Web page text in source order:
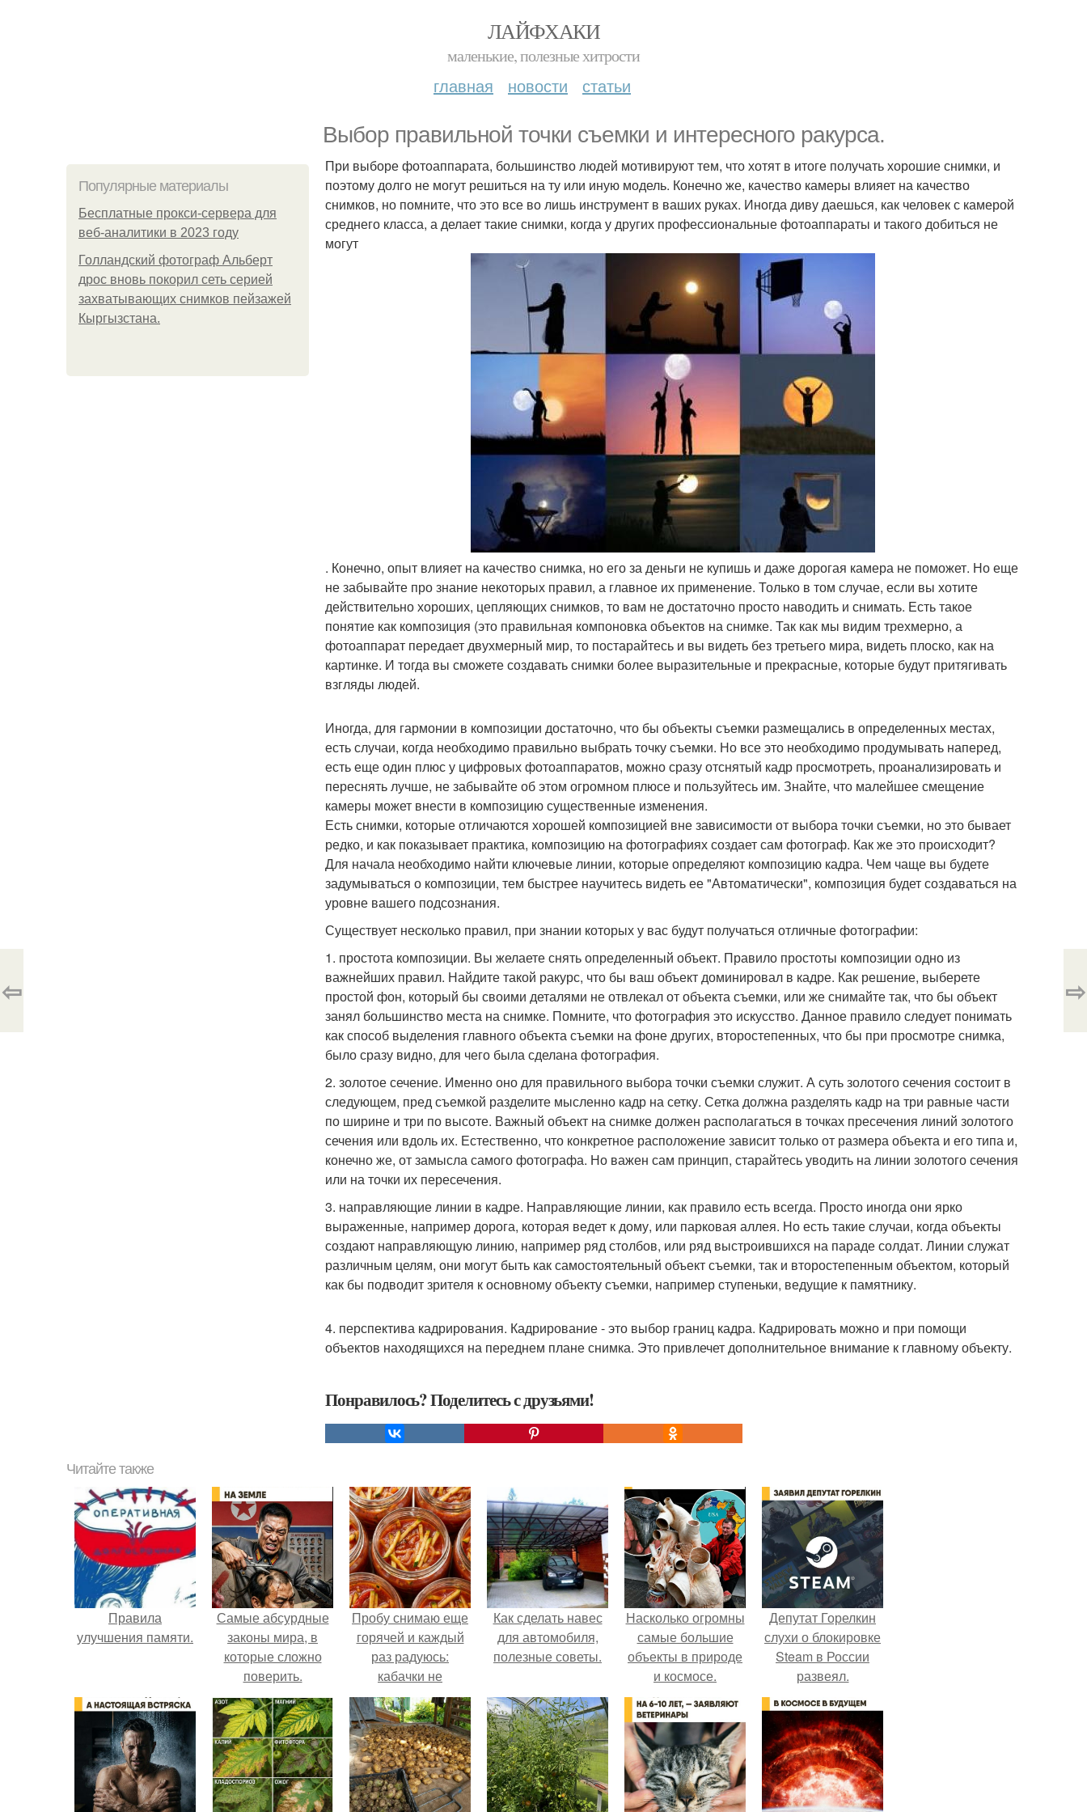
ЛАЙФХАКИ
маленькие, полезные хитрости
главная новости статьи
Выбор правильной точки съемки и интересного ракурса.
Популярные материалы
Бесплатные прокси-сервера для
веб-аналитики в 2023 году
Голландский фотограф Альберт
дрос вновь покорил сеть серией
захватывающих снимков пейзажей
Кыргызстана.
При выборе фотоаппарата, большинство людей мотивируют тем, что хотят в итоге получать хорошие снимки, и
поэтому долго не могут решиться на ту или иную модель. Конечно же, качество камеры влияет на качество
снимков, но помните, что это все во лишь инструмент в ваших руках. Иногда диву даешься, как человек с камерой
среднего класса, а делает такие снимки, когда у других профессиональные фотоаппараты и такого добиться не
могут
. Конечно, опыт влияет на качество снимка, но его за деньги не купишь и даже дорогая камера не поможет. Но еще
не забывайте про знание некоторых правил, а главное их применение. Только в том случае, если вы хотите
действительно хороших, цепляющих снимков, то вам не достаточно просто наводить и снимать. Есть такое
понятие как композиция (это правильная компоновка объектов на снимке. Так как мы видим трехмерно, а
фотоаппарат передает двухмерный мир, то постарайтесь и вы видеть без третьего мира, видеть плоско, как на
картинке. И тогда вы сможете создавать снимки более выразительные и прекрасные, которые будут притягивать
взгляды людей.
Иногда, для гармонии в композиции достаточно, что бы объекты съемки размещались в определенных местах,
есть случаи, когда необходимо правильно выбрать точку съемки. Но все это необходимо продумывать наперед,
есть еще один плюс у цифровых фотоаппаратов, можно сразу отснятый кадр просмотреть, проанализировать и
переснять лучше, не забывайте об этом огромном плюсе и пользуйтесь им. Знайте, что малейшее смещение
камеры может внести в композицию существенные изменения.
Есть снимки, которые отличаются хорошей композицией вне зависимости от выбора точки съемки, но это бывает
редко, и как показывает практика, композицию на фотографиях создает сам фотограф. Как же это происходит?
Для начала необходимо найти ключевые линии, которые определяют композицию кадра. Чем чаще вы будете
задумываться о композиции, тем быстрее научитесь видеть ее "Автоматически", композиция будет создаваться на
уровне вашего подсознания.
Существует несколько правил, при знании которых у вас будут получаться отличные фотографии:
1. простота композиции. Вы желаете снять определенный объект. Правило простоты композиции одно из
важнейших правил. Найдите такой ракурс, что бы ваш объект доминировал в кадре. Как решение, выберете
простой фон, который бы своими деталями не отвлекал от объекта съемки, или же снимайте так, что бы объект
занял большинство места на снимке. Помните, что фотография это искусство. Данное правило следует понимать
как способ выделения главного объекта съемки на фоне других, второстепенных, что бы при просмотре снимка,
было сразу видно, для чего была сделана фотография.
2. золотое сечение. Именно оно для правильного выбора точки съемки служит. А суть золотого сечения состоит в
следующем, пред съемкой разделите мысленно кадр на сетку. Сетка должна разделять кадр на три равные части
по ширине и три по высоте. Важный объект на снимке должен располагаться в точках пресечения линий золотого
сечения или вдоль их. Естественно, что конкретное расположение зависит только от размера объекта и его типа и,
конечно же, от замысла самого фотографа. Но важен сам принцип, старайтесь уводить на линии золотого сечения
или на точки их пересечения.
3. направляющие линии в кадре. Направляющие линии, как правило есть всегда. Просто иногда они ярко
выраженные, например дорога, которая ведет к дому, или парковая аллея. Но есть такие случаи, когда объекты
создают направляющую линию, например ряд столбов, или ряд выстроившихся на параде солдат. Линии служат
различным целям, они могут быть как самостоятельный объект съемки, так и второстепенным объектом, который
как бы подводит зрителя к основному объекту съемки, например ступеньки, ведущие к памятнику.
4. перспектива кадрирования. Кадрирование - это выбор границ кадра. Кадрировать можно и при помощи
объектов находящихся на переднем плане снимка. Это привлечет дополнительное внимание к главному объекту.
Понравилось? Поделитесь с друзьями!
⇦ ⇨
Читайте также
Правила
улучшения памяти.
Самые абсурдные
законы мира, в
которые сложно
поверить.
Пробу снимаю еще
горячей и каждый
раз радуюсь:
кабачки не
развариваются, а
соус получается
густым и
пикантным.
Как сделать навес
для автомобиля,
полезные советы.
Насколько огромны
самые большие
объекты в природе
и космосе.
Депутат Горелкин
слухи о блокировке
Steam в России
развеял.